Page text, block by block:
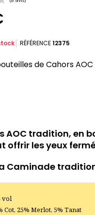
RÉFÉRENCE12375
de Cahors
AOC tradition, en
offrir les yeux
Caminade
vol
Cot, 25% Merlot, 5% Tanat